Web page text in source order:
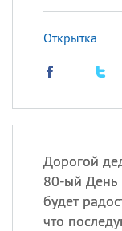
Открытка
Дорогой
80-ый День
будет
что